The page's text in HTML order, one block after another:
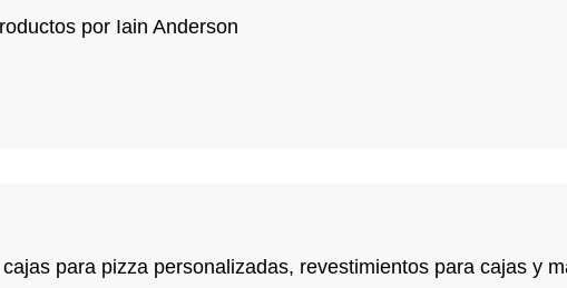
por Iain Anderson
para pizza personalizadas, revestimientos para cajas y